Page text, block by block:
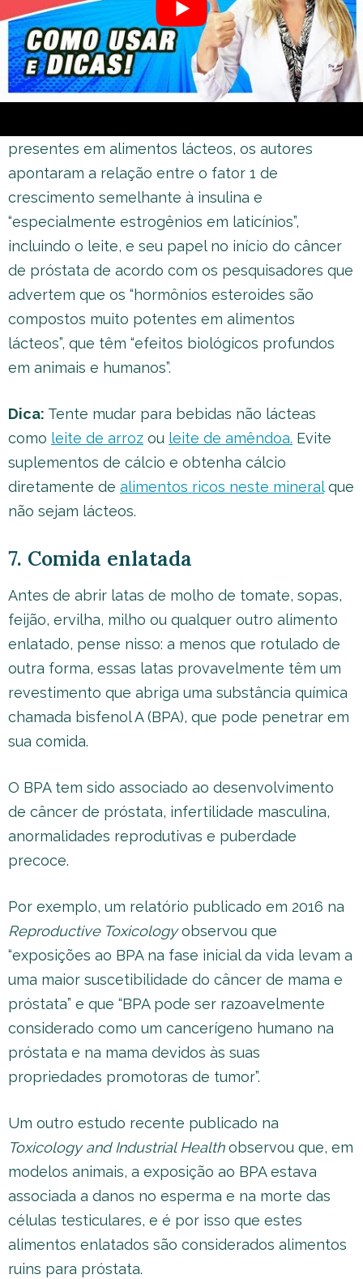
e uma alta ingestão de proteína láctea estavam
associados a um aumento do risco de câncer de
próstata.
Em uma revisão realizada em setembro de 2016
presentes em alimentos lácteos, os autores
apontaram a relação entre o fator 1 de
crescimento semelhante à insulina e
“especialmente estrogênios em laticínios”,
incluindo o leite, e seu papel no início do câncer
de próstata de acordo com os pesquisadores que
advertem que os “hormônios esteroides são
compostos muito potentes em alimentos
lácteos”, que têm “efeitos biológicos profundos
em animais e humanos”.
Dica: Tente mudar para bebidas não lácteas
como leite de arroz ou leite de amêndoa. Evite
suplementos de cálcio e obtenha cálcio
diretamente de alimentos ricos neste mineralque
não sejam lácteos.
7. Comida enlatada
Antes de abrir latas de molho de tomate, sopas,
feijão, ervilha, milho ou qualquer outro alimento
enlatado, pense nisso: a menos que rotulado de
outra forma, essas latas provavelmente têm um
revestimento que abriga uma substância química
chamada bisfenol A (BPA), que pode penetrar em
sua comida.
O BPA tem sido associado ao desenvolvimento
de câncer de próstata, infertilidade masculina,
anormalidades reprodutivas e puberdade
precoce.
Por exemplo, um relatório publicado em 2016 na
Reproductive Toxicologyobservou que
“exposições ao BPA na fase inicial da vida levam a
uma maior suscetibilidade do câncer de mama e
próstata” e que “BPA pode ser razoavelmente
considerado como um cancerígeno humano na
próstata e na mama devidos às suas
propriedades promotoras de tumor”.
Um outro estudo recente publicado na
Toxicology and Industrial Healthobservou que, em
modelos animais, a exposição ao BPA estava
associada a danos no esperma e na morte das
células testiculares, e é por isso que estes
alimentos enlatados são considerados alimentos
ruins para próstata.